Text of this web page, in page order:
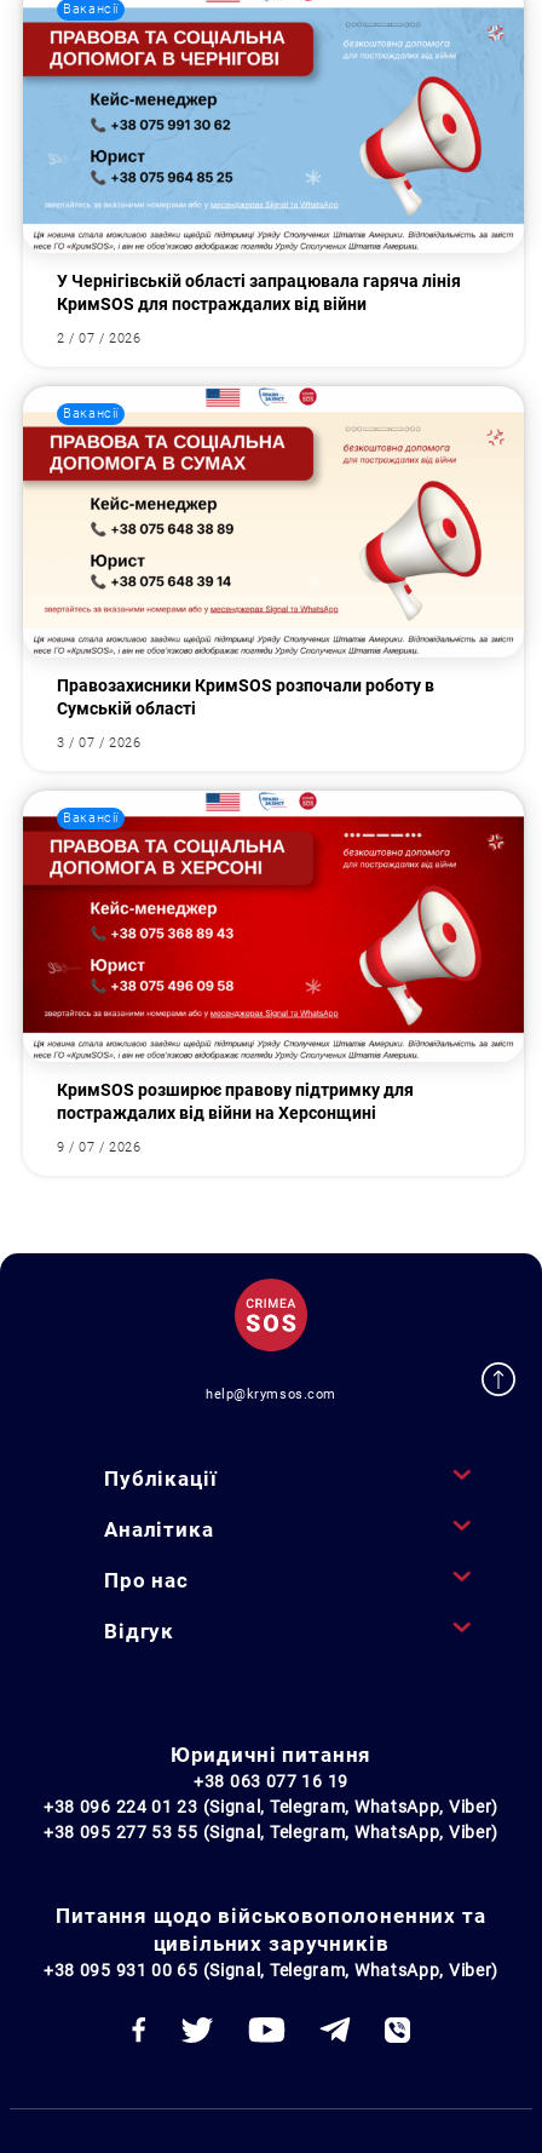
Вакансії
У Чернігівській області запрацювала гаряча лінія
КримSOS для постраждалих від війни
2 / 07 / 2026
Вакансії
Правозахисники КримSOS розпочали роботу в
Сумській області
3 / 07 / 2026
Вакансії
КримSOS розширює правову підтримку для
постраждалих від війни на Херсонщині
9 / 07 / 2026
help@krymsos.com
Публікації
Аналітика
Про нас
Відгук
Юридичні питання
+38 063 077 16 19
+38 096 224 01 23 (Signal, Telegram, WhatsApp, Viber)
+38 095 277 53 55 (Signal, Telegram, WhatsApp, Viber)
Питання щодо військовополоненних та
цивільних заручників
+38 095 931 00 65 (Signal, Telegram, WhatsApp, Viber)